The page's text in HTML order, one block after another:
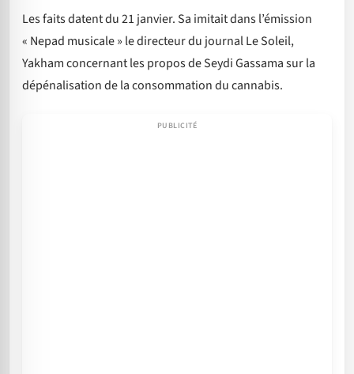
Les faits datent du 21 janvier. Sa imitait dans l’émission
« Nepad musicale » le directeur du journal Le Soleil,
Yakham concernant les propos de Seydi Gassama sur la
dépénalisation de la consommation du cannabis.